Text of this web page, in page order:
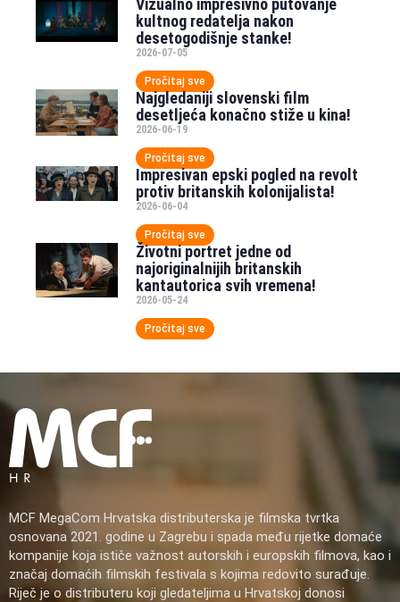
Vizualno impresivno putovanje
kultnog redatelja nakon
desetogodišnje stanke!
2026-07-05
Pročitaj sve
Najgledaniji slovenski film
desetljeća konačno stiže u kina!
2026-06-19
Pročitaj sve
Impresivan epski pogled na revolt
protiv britanskih kolonijalista!
2026-06-04
Pročitaj sve
Životni portret jedne od
najoriginalnijih britanskih
kantautorica svih vremena!
2026-05-24
Pročitaj sve
MCF MegaCom Hrvatska distributerska je filmska tvrtka
osnovana 2021. godine u Zagrebu i spada među rijetke domaće
kompanije koja ističe važnost autorskih i europskih filmova, kao i
značaj domaćih filmskih festivala s kojima redovito surađuje.
Riječ je o distributeru koji gledateljima u Hrvatskoj donosi